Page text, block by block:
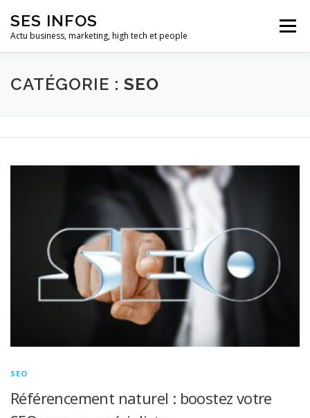
contenu
SES INFOS
Actu business, marketing, high tech et people
Menu
BUSINESS MARKETING
CATÉGORIE : SEO
SEO
Référencement naturel : boostez votre